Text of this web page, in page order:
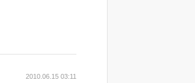
2010.06.15 03:11